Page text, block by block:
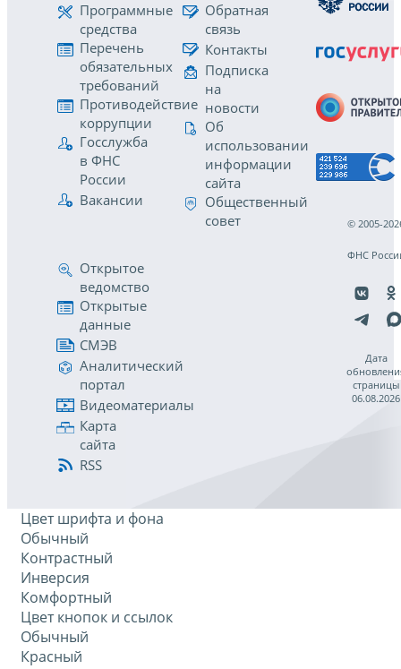
Программные
средства
Перечень
обязательных
требований
Противодействие
коррупции
Госслужба
в ФНС
России
Вакансии
Обратная
связь
Контакты
Подписка
на
новости
Об
использовании
информации
сайта
Общественный
совет
Открытое
ведомство
Открытые
данные
СМЭВ
Аналитический
портал
Видеоматериалы
Карта
сайта
RSS
© 2005-
ФНС
Дата
страницы
06.08.2026
Цвет шрифта и фона
Обычный
Контрастный
Инверсия
Комфортный
Цвет кнопок и ссылок
Обычный
Красный